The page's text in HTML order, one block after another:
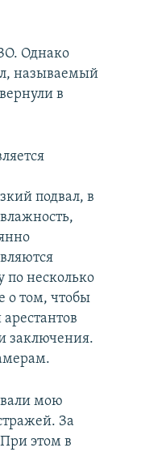
Однако
называемый
в
подвал, в
по несколько
о том, чтобы
заключения.
мою
За
этом в